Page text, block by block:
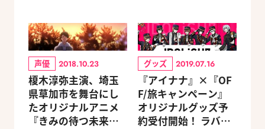
声優 2018.10.23
榎木淳弥主演、埼玉
県草加市を舞台にし
たオリジナルアニメ
『きみの待つ未来
グッズ 2019.07.16
『アイナナ』×『OF
F/旅キャンペーン』
オリジナルグッズ予
約受付開始！ ラバー